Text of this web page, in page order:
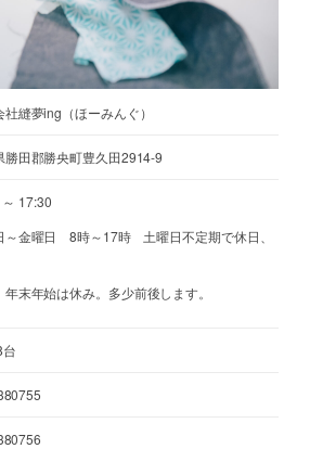
社縫夢ing（ほーみんぐ）
勝田郡勝央町豊久田2914-9
17:30
～金曜日 8時～17時 土曜日不定期で休日、
年末年始は休み。多少前後します。